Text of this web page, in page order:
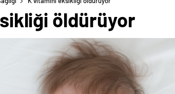
öldürüyor